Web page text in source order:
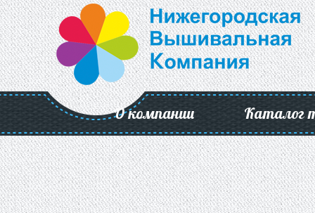
О компании Каталог